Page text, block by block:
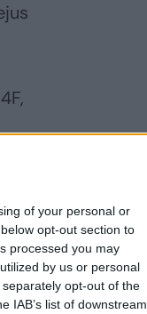
of your personal or
opt-out section to
processed you may
by us or personal
opt-out of the
IAB’s list of downstream